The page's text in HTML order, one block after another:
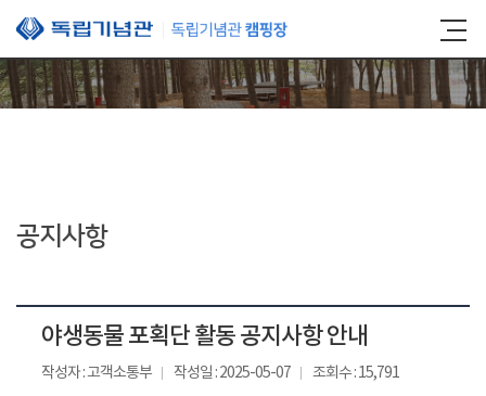
본문 바로가기
공지사항
야생동물 포획단 활동 공지사항 안내
작성자 : 고객소통부 작성일 : 2025-05-07 조회수 : 15,791